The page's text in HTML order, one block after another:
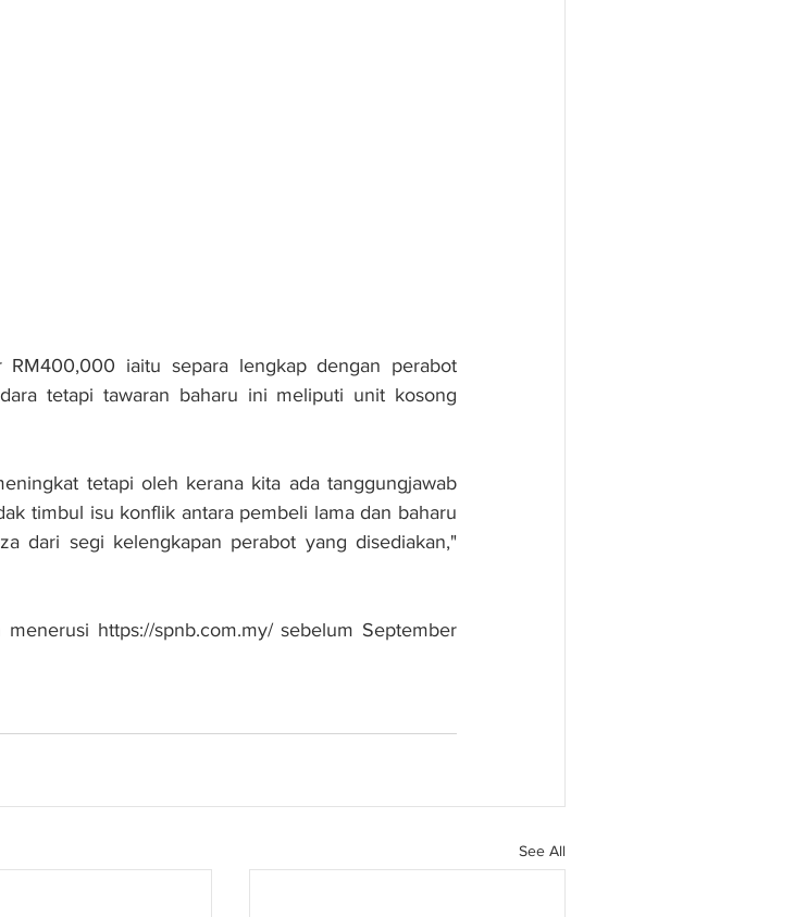
iaitu separa lengkap dengan perabot
tetapi tawaran baharu ini meliputi unit kosong
tetapi oleh kerana kita ada tanggungjawab
timbul isu konflik antara pembeli lama dan baharu
dari segi kelengkapan perabot yang disediakan,"
https://spnb.com.my/ sebelum September
See All